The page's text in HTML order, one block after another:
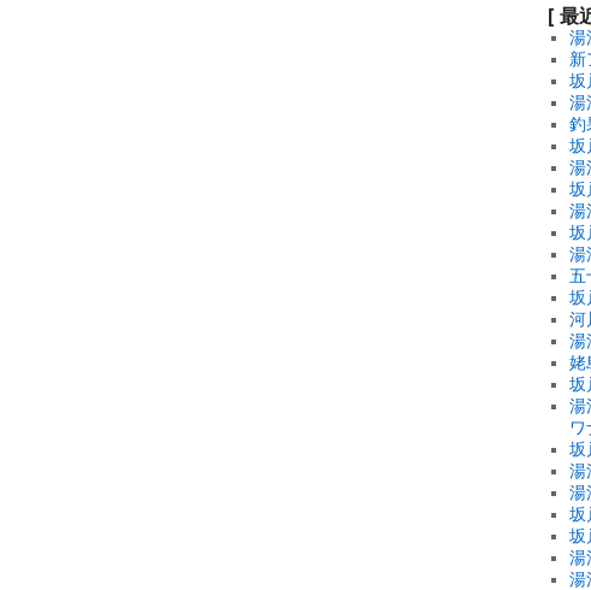
[ 最
湯
新
坂
湯
釣
坂
湯
坂
湯
坂
湯
五
坂
河
湯
姥
坂
湯
ワ
坂
湯
湯
坂
坂
湯
湯